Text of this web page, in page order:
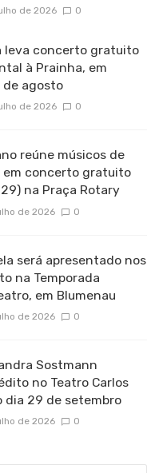
de 2026 0
leva concerto gratuito
à Prainha, em
de agosto
de 2026 0
reúne músicos de
em concerto gratuito
na Praça Rotary
de 2026 0
será apresentado nos
na Temporada
em Blumenau
de 2026 0
Sostmann
no Teatro Carlos
dia 29 de setembro
de 2026 0